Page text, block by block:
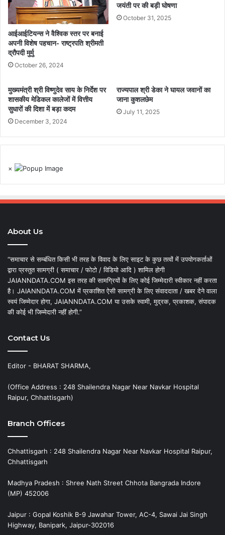
आईआईटियन्स ने वैश्विक स्तर पर बनाई
अपनी विशेष पहचान- राष्ट्रपति श्रीमती
द्रौपदी मुर्मु
October 26, 2024
जयंती पर की बड़ी घोषणा
October 31, 2025
मुख्यमंत्री श्री विष्णुदेव साय के निर्देश पर
शासकीय मेडिकल कालेजों में वित्तीय
सुधारों की दिशा में बड़ा कदम
December 3, 2024
राज्यपाल श्री डेका ने घायल जवानों का
जाना कुशलछेम
July 11, 2025
×
About Us
“समाचार से सम्बंधित किसी भी तरह के विवाद के लिए साइट के कुछ तत्वों में उपयोगकर्ताओं
द्वारा प्रस्तुत सामग्री ( समाचार / फोटो / विडियो आदि ) शामिल होगी
JAIANNDATA.COM इस तरह की सामग्रियों के लिए कोई जिम्मेदारी स्वीकार नहीं करता
है। JAIANNDATA.COM में प्रकाशित ऐसी सामग्री के लिए संवाददाता / खबर देने वाला
स्वयं जिम्मेदार होगा, JAIANNDATA.COM या उसके स्वामी, मुद्रक, प्रकाशक, संपादक
की कोई भी जिम्मेदारी नहीं होगी.”
Contact Us
Editor - BHARAT SHARMA,
(Office Address : 248 Shailendra Nagar Near Navkar Hospital
Raipur, Chhattisgarh)
Branch Offices
Chhattisgarh : 248 Shailendra Nagar Near Navkar Hospital Raipur,
Chhattisgarh
Madhya Pradesh : Shree Nath Street Chhota Bangrada Indore
(MP) 452006
Jaipur : Gopal Koshik B-9 Jawahar Tower, AC-4, Sawai Jai Singh
Highway, Banipark, Jaipur-302016